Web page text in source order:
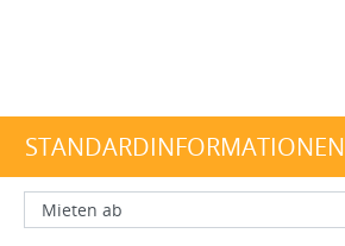
STANDARDINFORMATIONEN